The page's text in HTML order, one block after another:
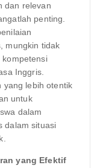
dan relevan
penting.
mungkin tidak
kompetensi
Inggris.
yang lebih otentik
untuk
dalam
dalam situasi
yang Efektif